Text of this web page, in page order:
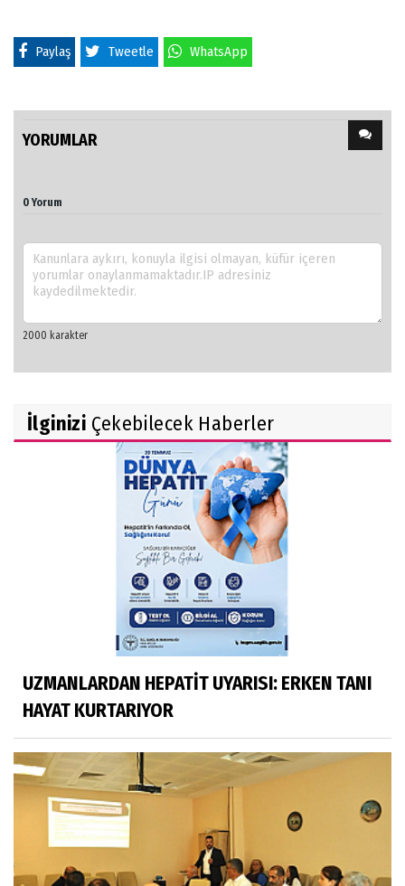
Paylaş Tweetle WhatsApp
YORUMLAR
0 Yorum
İlginizi Çekebilecek Haberler
UZMANLARDAN HEPATİT UYARISI: ERKEN TANI
HAYAT KURTARIYOR